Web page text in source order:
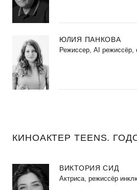
ЮЛИЯ ПАНКОВА
Режиссер, AI режиссёр,
КИНОАКТЕР TEENS.
ВИКТОРИЯ СИД
Актриса, режиссёр